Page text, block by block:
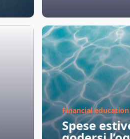
Financial education
Spese